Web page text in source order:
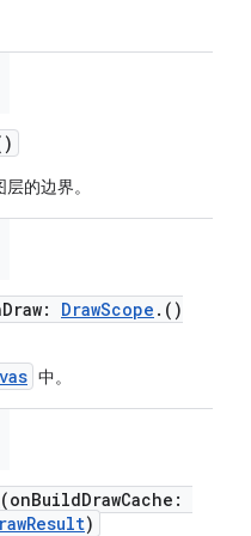
的边界。
DrawScope .()
中。
(onBuildDrawCache:
)